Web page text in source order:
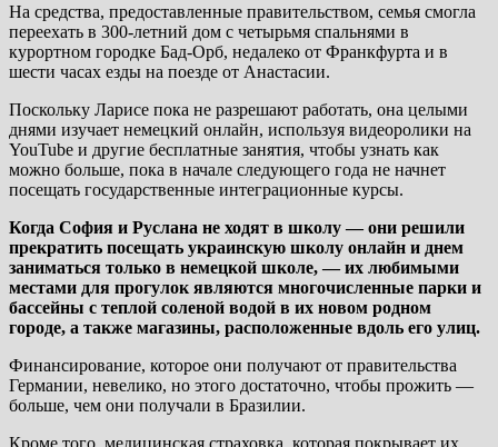
На средства, предоставленные правительством, семья смогла
переехать в 300-летний дом с четырьмя спальнями в
курортном городке Бад-Орб, недалеко от Франкфурта и в
шести часах езды на поезде от Анастасии.
Поскольку Ларисе пока не разрешают работать, она целыми
днями изучает немецкий онлайн, используя видеоролики на
YouTube и другие бесплатные занятия, чтобы узнать как
можно больше, пока в начале следующего года не начнет
посещать государственные интеграционные курсы.
Когда София и Руслана не ходят в школу — они решили
прекратить посещать украинскую школу онлайн и днем
заниматься только в немецкой школе, — их любимыми
местами для прогулок являются многочисленные парки и
бассейны с теплой соленой водой в их новом родном
городе, а также магазины, расположенные вдоль его улиц.
Финансирование, которое они получают от правительства
Германии, невелико, но этого достаточно, чтобы прожить —
больше, чем они получали в Бразилии.
Кроме того, медицинская страховка, которая покрывает их